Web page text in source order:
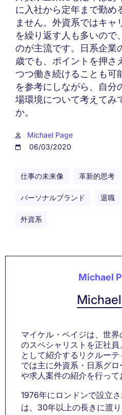
に入社から定年まで勤め
ません。外資系ではキャ
を繰り返す人も多いので
のが主流です。日系企業
歳でも、ポイントを押さ
つつ働き続けることも可
を参考にしながら、自分
場環境について考えてみ
か。
Michael Page
06/03/2020
仕事の未来像 革新的思考
パーソナルブランド 退職
外資系
Michael
マイケル・ペイジは、世
のスペシャリストを正社
として紹介するリクルー
では主に外資系・日系グ
や求人案件の紹介を行って
1976年にロンドンで設立
は、30年以上の長きに渡